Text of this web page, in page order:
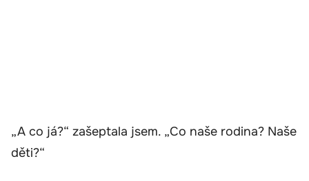
„A co já?“ zašeptala jsem. „Co naše rodina? Naše
děti?“